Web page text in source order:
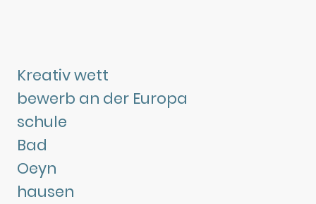
Kreativ wett
bewerb an der Europa
schule
Bad
Oeyn
hausen